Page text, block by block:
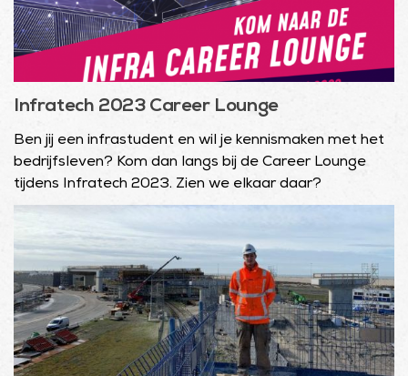
Infratech 2023 Career Lounge
Ben jij een infrastudent en wil je kennismaken met het
bedrijfsleven? Kom dan langs bij de Career Lounge
tijdens Infratech 2023. Zien we elkaar daar?